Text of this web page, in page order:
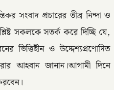
সংবাদ প্রচারের তীব্র নিন্দা ও
সকলকে সতর্ক করে দিচ্ছি যে,
ভিত্তিহীন ও উদ্দেশ্যপ্রণোদিত
আহবান জানান।আগামী দিনে